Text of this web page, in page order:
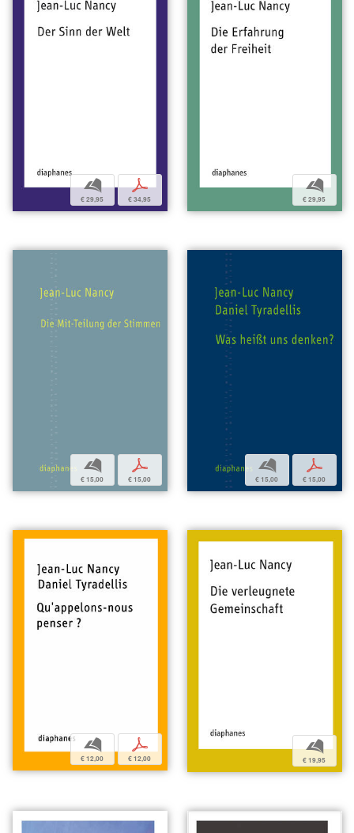
b
€ 29,95
p
€ 34,95
b
€ 29,95
b
€ 15,00
p
€ 15,00
b
€ 15,00
p
€ 15,00
b
€ 12,00
p
€ 12,00
b
€ 19,95